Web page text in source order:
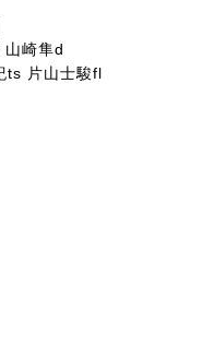
崎隼d
ts 片山士駿fl